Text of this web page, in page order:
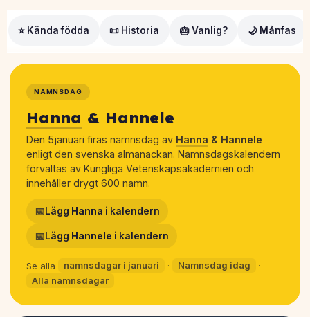
⭐ Kända födda 📜 Historia 🎂 Vanlig? 🌙 Månfas
NAMNSDAG
Hanna & Hannele
Den 5januari firas namnsdag av Hanna & Hannele
enligt den svenska almanackan. Namnsdagskalendern
förvaltas av Kungliga Vetenskapsakademien och
innehåller drygt 600 namn.
📅Lägg Hanna i kalendern
📅Lägg Hannele i kalendern
Se alla namnsdagar i januari · Namnsdag idag
·
Alla namnsdagar